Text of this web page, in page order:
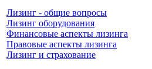
Лизинг - общие вопросы
Лизинг оборудования
Финансовые аспекты лизинга
Правовые аспекты лизинга
Лизинг и страхование